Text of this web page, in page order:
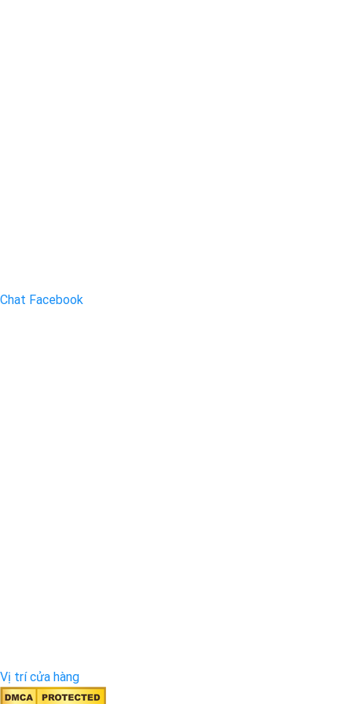
Chat Facebook
Vị trí cửa hàng